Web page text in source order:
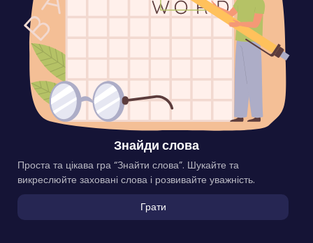
Знайди слова
Проста та цікава гра “Знайти слова”. Шукайте та
викреслюйте заховані слова і розвивайте уважність.
Грати